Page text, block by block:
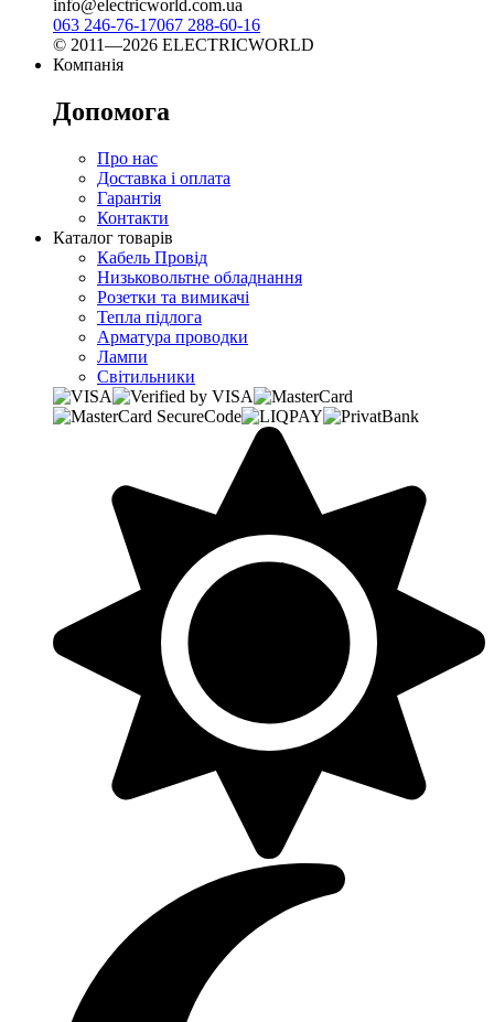
info@electricworld.com.ua
063 246-76-17067 288-60-16
© 2011—2026 ELECTRICWORLD
Компанія
Допомога
Про нас
Доставка і оплата
Гарантія
Контакти
Каталог товарів
Кабель Провід
Низьковольтне обладнання
Розетки та вимикачі
Тепла підлога
Арматура проводки
Лампи
Світильники